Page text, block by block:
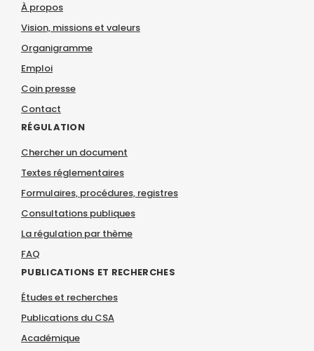
À propos
Vision, missions et valeurs
Organigramme
Emploi
Coin presse
Contact
RÉGULATION
Chercher un document
Textes réglementaires
Formulaires, procédures, registres
Consultations publiques
La régulation par thème
FAQ
PUBLICATIONS ET RECHERCHES
Études et recherches
Publications du CSA
Académique